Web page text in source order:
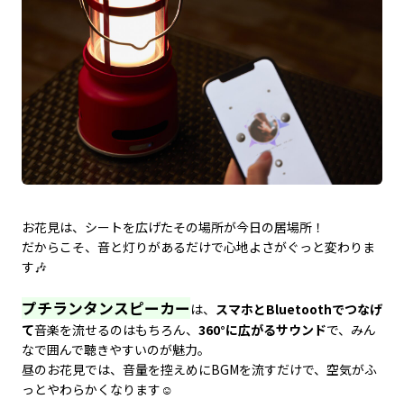
お花見は、シートを広げたその場所が今日の居場所！
だからこそ、音と灯りがあるだけで心地よさがぐっと変わりま
す🎶
プチランタンスピーカー は、 スマホとBluetoothでつなげ
て音楽を流せるのはもちろん、 360°に広がるサウンドで、みん
なで囲んで聴きやすいのが魅力。
昼のお花見では、音量を控えめにBGMを流すだけで、空気がふ
っとやわらかくなります☺️